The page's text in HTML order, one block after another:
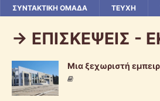
ΣΥΝΤΑΚΤΙΚΗ ΟΜΑΔΑ
ΤΕΥΧΗ
-> ΕΠΙΣΚΕΨΕΙΣ -
Μια ξεχωριστή